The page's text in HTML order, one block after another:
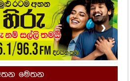
❯
මෙතන